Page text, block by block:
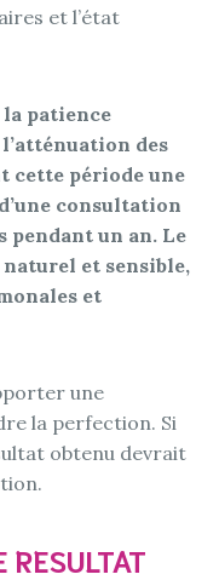
et l’état
patience
des
cette période une
consultation
pendant un an. Le
et sensible,
et
une
la perfection. Si
obtenu devrait
RESULTAT